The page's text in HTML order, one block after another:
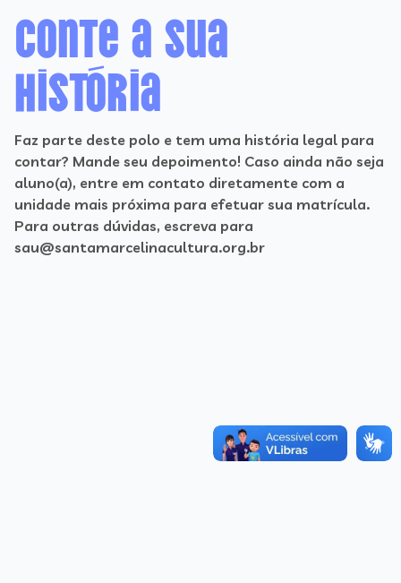
Conte a sua
história
Faz parte deste polo e tem uma história legal para
contar? Mande seu depoimento! Caso ainda não seja
aluno(a), entre em contato diretamente com a
unidade mais próxima para efetuar sua matrícula.
Para outras dúvidas, escreva para
sau@santamarcelinacultura.org.br